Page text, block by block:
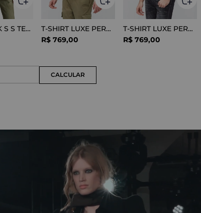
CREWNECK S S TEE COTTON BLACK
T-SHIRT LUXE PERFORMANCE WHITE
R$ 769,00
T-SHIRT LUXE PERFORMANCE BLACK
R$ 769,00